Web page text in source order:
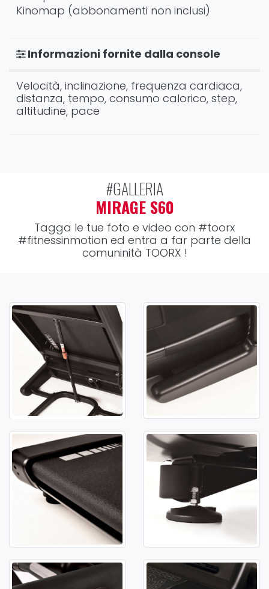
Kinomap (abbonamenti non inclusi)
Informazioni fornite dalla console
Velocità, inclinazione, frequenza cardiaca,
distanza, tempo, consumo calorico, step,
altitudine, pace
#GALLERIA
MIRAGE S60
Tagga le tue foto e video con #toorx
#fitnessinmotion ed entra a far parte della
comuninità TOORX !